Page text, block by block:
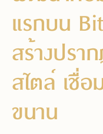
แรกบน
สร้างปรา
สไตล์ เชื่
ขนาน